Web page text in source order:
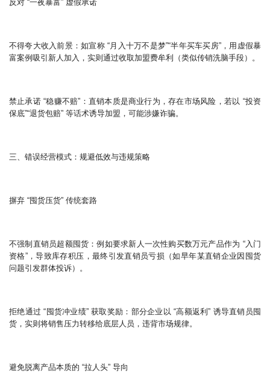
反对 “一夜暴富” 虚假承诺
不得夸大收入前景：如宣称 “月入十万不是梦”“半年买车买房”，用虚假暴
富案例吸引新人加入，实则通过收取加盟费牟利（类似传销洗脑手段）。
禁止承诺 “稳赚不赔”：直销本质是商业行为，存在市场风险，若以 “投资
保底”“退货包赔” 等话术诱导加盟，可能涉嫌诈骗。
三、错误经营模式：规避低效与违规策略
摒弃 “囤货压货” 传统套路
不强制直销员超额囤货：例如要求新人一次性购买数万元产品作为 “入门
资格”，导致库存积压，最终引发直销员亏损（如早年某直销企业因囤货
问题引发群体投诉）。
拒绝通过 “囤货冲业绩” 获取奖励：部分企业以 “高额返利” 诱导直销员囤
货，实则将销售压力转移给底层人员，违背市场规律。
避免脱离产品本质的 “拉人头” 导向